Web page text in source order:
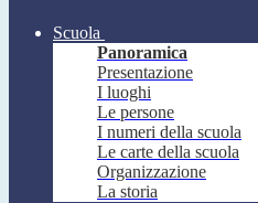
Scuola
Panoramica
Presentazione
I luoghi
Le persone
I numeri della scuola
Le carte della scuola
Organizzazione
La storia